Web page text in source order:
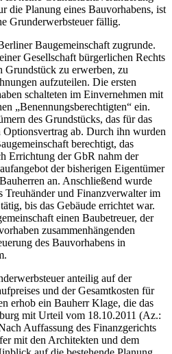
die Planung eines Bauvorhabens, ist
Grunderwerbsteuer fällig.
Baugemeinschaft zugrunde.
Gesellschaft bürgerlichen Rechts
Grundstück zu erwerben, zu
aufzuteilen. Die ersten
schalteten im Einvernehmen mit
„Benennungsberechtigten“ ein.
des Grundstücks, das für das
Optionsvertrag ab. Durch ihn wurden
berechtigt, das
Errichtung der GbR nahm der
der bisherigen Eigentümer
an. Anschließend wurde
Treuhänder und Finanzverwalter im
bis das Gebäude errichtet war.
einen Baubetreuer, der
zusammenhängenden
des Bauvorhabens in
anteilig auf der
und der Gesamtkosten für
erhob ein Bauherr Klage, die das
mit Urteil vom 18.10.2011 (Az.:
Auffassung des Finanzgerichts
mit den Architekten und dem